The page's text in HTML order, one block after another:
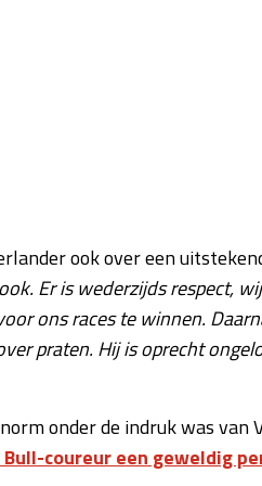
ook over een
Er is wederzijds respect,
ons races te winnen.
praten. Hij is oprecht
onder de indruk was van
coureur een geweldig